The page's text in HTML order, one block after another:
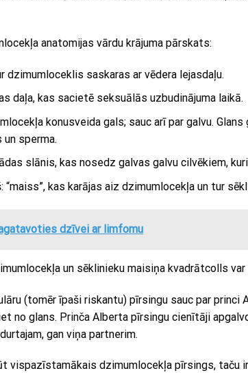
anatomijas vārdu krājuma pārskats:
dzimumloceklis saskaras ar vēdera lejasdaļu.
daļa, kas sacietē seksuālās uzbudinājuma laikā.
konusveida gals; sauc arī par galvu.
sperma.
slānis, kas nosedz galvas galvu cilvēkiem,
“maiss”, kas karājas aiz dzimumlocekļa un tur
dzīvei ar limfomu
un sēklinieku maisiņa kvadrātcolls
(tomēr īpaši riskantu) pīrsingu sauc par
no glans. Prinča Alberta pīrsingu cienītāji
gan viņa partnerim.
vispazīstamākais dzimumlocekļa pīrsings, taču